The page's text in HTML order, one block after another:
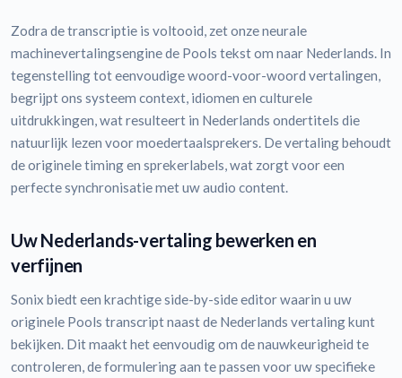
Zodra de transcriptie is voltooid, zet onze neurale
machinevertalingsengine de Pools tekst om naar Nederlands. In
tegenstelling tot eenvoudige woord-voor-woord vertalingen,
begrijpt ons systeem context, idiomen en culturele
uitdrukkingen, wat resulteert in Nederlands ondertitels die
natuurlijk lezen voor moedertaalsprekers. De vertaling behoudt
de originele timing en sprekerlabels, wat zorgt voor een
perfecte synchronisatie met uw audio content.
Uw Nederlands-vertaling bewerken en
verfijnen
Sonix biedt een krachtige side-by-side editor waarin u uw
originele Pools transcript naast de Nederlands vertaling kunt
bekijken. Dit maakt het eenvoudig om de nauwkeurigheid te
controleren, de formulering aan te passen voor uw specifieke